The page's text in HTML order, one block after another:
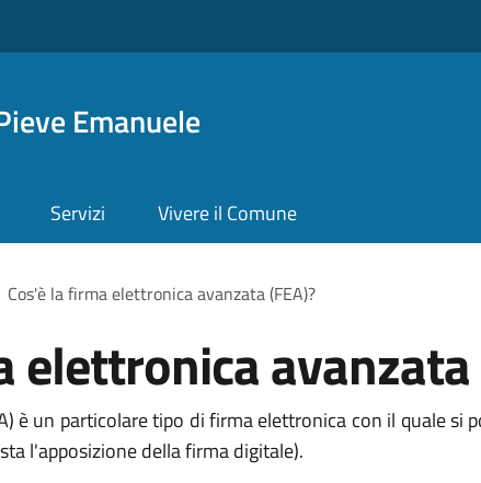
Emanuele
Servizi Vivere il Comune
Cos'è la firma elettronica avanzata (FEA)?
elettronica avanzata
è un particolare tipo di firma elettronica con il quale
l'apposizione della firma digitale).